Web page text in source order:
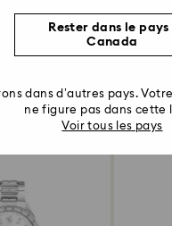
Filtres
Filtres
Rester dans le pays
Canada
dans d’autres pays.
ne figure pas dans cette
Voir tous les pays